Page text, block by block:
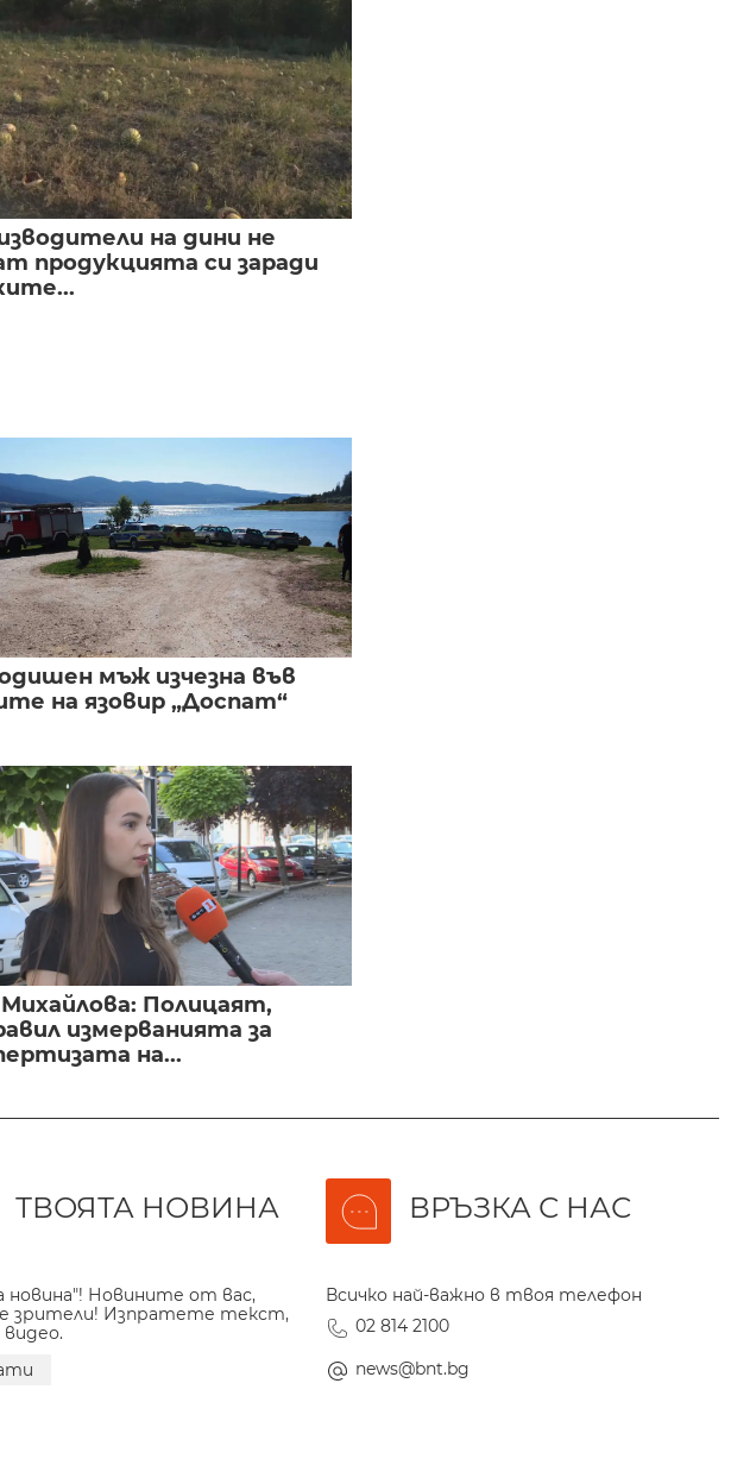
на дини не
продукцията си заради
мъж изчезна във
на язовир „Доспат“
Полицаят,
измерванията за
на...
ТВОЯТА НОВИНА
новина"! Новините от вас,
зрители! Изпратете текст,
видео.
ВРЪЗКА С НАС
Всичко най-важно в твоя телефон
02 814 2100
news@bnt.bg